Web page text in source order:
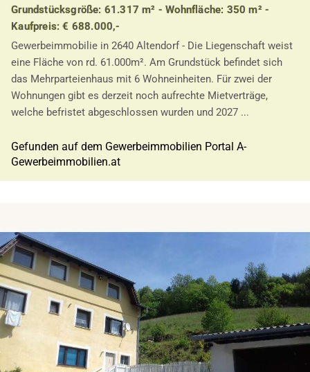
Grundstücksgröße: 61.317 m² - Wohnfläche: 350 m² -
Kaufpreis: € 688.000,-
Gewerbeimmobilie in 2640 Altendorf - Die Liegenschaft weist
eine Fläche von rd. 61.000m². Am Grundstück befindet sich
das Mehrparteienhaus mit 6 Wohneinheiten. Für zwei der
Wohnungen gibt es derzeit noch aufrechte Mietverträge,
welche befristet abgeschlossen wurden und 2027 ...
Gefunden auf dem Gewerbeimmobilien Portal A-
Gewerbeimmobilien.at